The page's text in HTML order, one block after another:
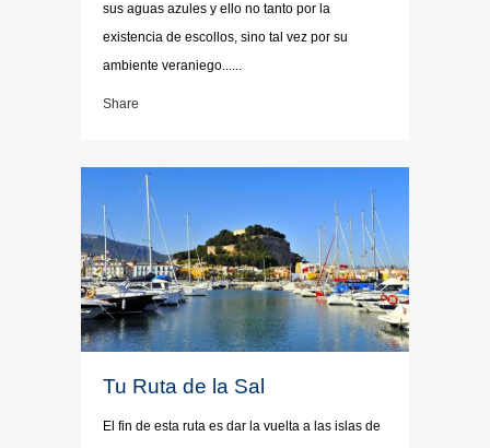
sus aguas azules y ello no tanto por la
existencia de escollos, sino tal vez por su
ambiente veraniego......
Share
Tu Ruta de la Sal
El fin de esta ruta es dar la vuelta a las islas de